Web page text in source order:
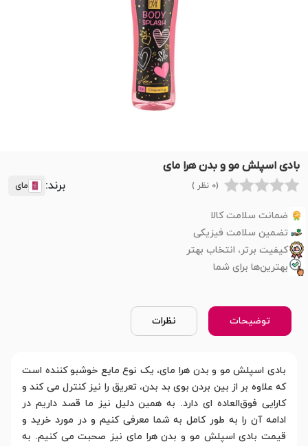
بادی اسپلش مو و بدن هرا مای
(0 نظر ) برند: مای
ضمانت سلامت کالا
تضمین سلامت فیزیکی
کیفیت برتر، انتخاب بهتر
بهترین‌ها برای شما
توضیحات نظرات
بادی اسپلش مو و بدن هرا مای، یک نوع مایع خوشبو کننده است
که علاوه بر از بین بردن بوی بد بدن، تعریق را نیز کنترل می کند و
کارایی فوق‌العاده ای دارد. به همین دلیل نیز ما قصد داریم در
ادامه آن را به طور کامل به شما معرفی کنیم و در مورد خرید و
قیمت بادی اسپلش مو و بدن هرا مای نیز صحبت می کنیم. به